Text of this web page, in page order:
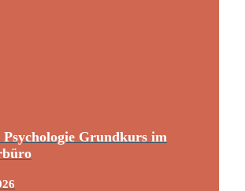
Grundkurs im